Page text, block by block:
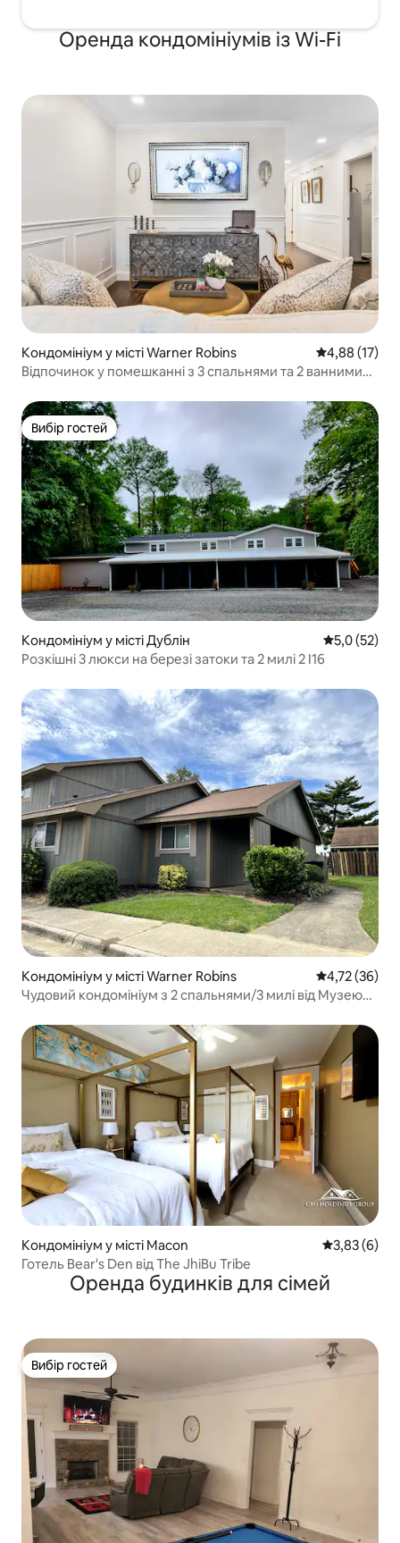
Оренда кондомініумів із Wi-Fi
Кондомініум у місті Warner Robins Середня
4,88 (17)
Відпочинок у помешканні з 3 спальнями та 2 ванними
Вибір гостей
Вибір гостей
Кондомініум у місті Дублін Середня
5,0 (52)
Розкішні 3 люкси на березі затоки та 2 милі 2 I16
Кондомініум у місті Warner Robins Середня
4,72 (36)
Чудовий кондомініум з 2 спальнями/3 милі від Музею
Кондомініум у місті Macon Середня
3,83 (6)
Готель Bear's Den від The JhiBu Tribe
Оренда будинків для сімей
Вибір гостей
Вибір гостей